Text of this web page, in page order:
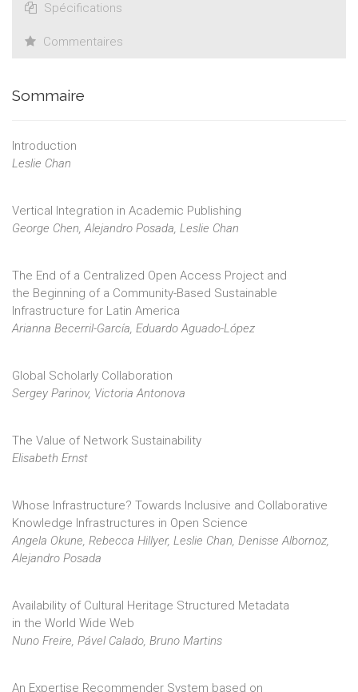
Spécifications
Commentaires
Sommaire
Introduction
Leslie Chan
Vertical Integration in Academic Publishing
George Chen, Alejandro Posada, Leslie Chan
The End of a Centralized Open Access Project and
the Beginning of a Community-Based Sustainable
Infrastructure for Latin America
Arianna Becerril-García, Eduardo Aguado-López
Global Scholarly Collaboration
Sergey Parinov, Victoria Antonova
The Value of Network Sustainability
Elisabeth Ernst
Whose Infrastructure? Towards Inclusive and Collaborative
Knowledge Infrastructures in Open Science
Angela Okune, Rebecca Hillyer, Leslie Chan, Denisse Albornoz,
Alejandro Posada
Availability of Cultural Heritage Structured Metadata
in the World Wide Web
Nuno Freire, Pável Calado, Bruno Martins
An Expertise Recommender System based on